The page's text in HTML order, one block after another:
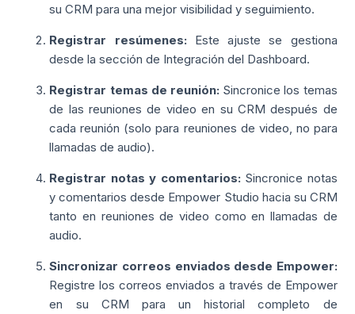
su CRM para una mejor visibilidad y seguimiento.
Registrar resúmenes: Este ajuste se gestiona
desde la sección de Integración del Dashboard.
Registrar temas de reunión: Sincronice los temas
de las reuniones de video en su CRM después de
cada reunión (solo para reuniones de video, no para
llamadas de audio).
Registrar notas y comentarios: Sincronice notas
y comentarios desde Empower Studio hacia su CRM
tanto en reuniones de video como en llamadas de
audio.
Sincronizar correos enviados desde Empower:
Registre los correos enviados a través de Empower
en su CRM para un historial completo de